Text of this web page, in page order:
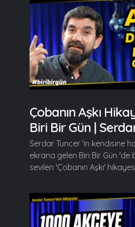
Çobanın Aşkı
Biri Bir Gün |
Serdar Tuncer 'in kendisine
ekrana gelen Biri Bir Gün
sevilen 'Çobanın Aşkı'